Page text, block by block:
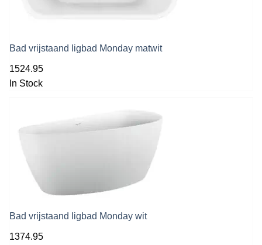
Bad vrijstaand ligbad Monday matwit
1524.95
In Stock
Bad vrijstaand ligbad Monday wit
1374.95